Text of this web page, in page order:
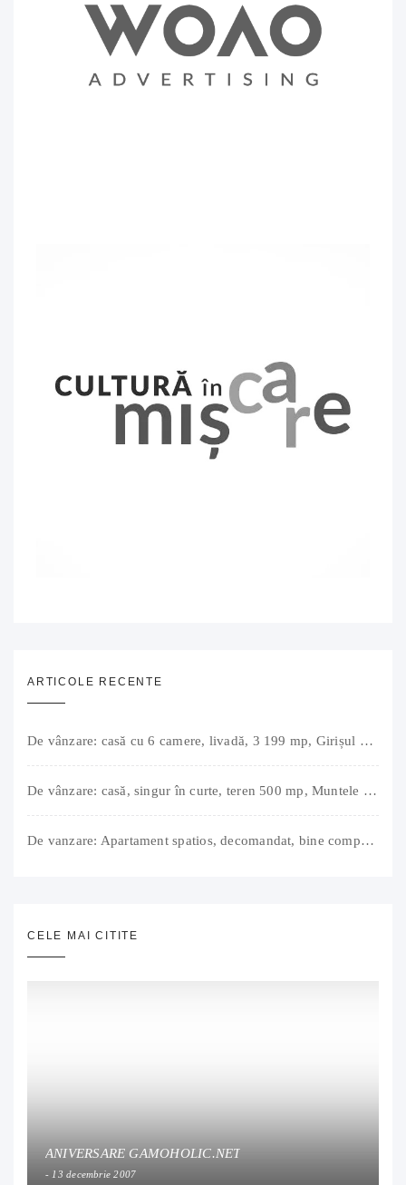
ARTICOLE RECENTE
De vânzare: casă cu 6 camere, livadă, 3 199 mp, Girișul Negru, Bihor, 42 000 Euro. Comision 0.
De vânzare: casă, singur în curte, teren 500 mp, Muntele Găina, Oradea. 157.000 € (negociabil). Comision 0.
De vanzare: Apartament spatios, decomandat, bine compartimentat, 3 camere, 2 bai, bucatarie, suprafață utilă de 64 mp + 3 balcoane (11 mp), strada Barierei, zona Dragos Voda Oradea. 89 500 E (neg). Comision 0
CELE MAI CITITE
ANIVERSARE GAMOHOLIC.NET
13 decembrie 2007